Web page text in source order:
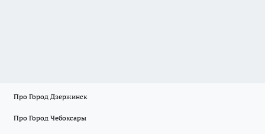
Про Город Дзержинск
Про Город Чебоксары